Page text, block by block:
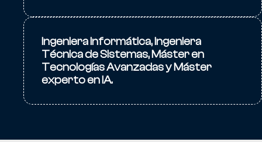
Ingeniera Informática, Ingeniera
Técnica de Sistemas, Máster en
Tecnologías Avanzadas y Máster
experto en IA.